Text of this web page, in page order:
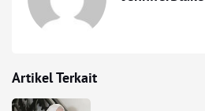
Artikel Terkait